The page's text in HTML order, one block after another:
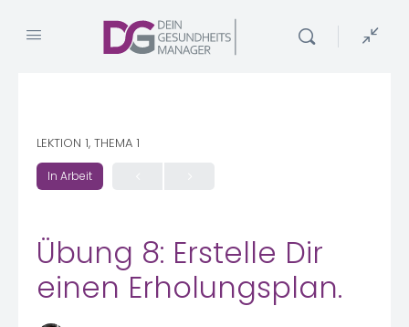
LEKTION 1, THEMA 1
In Arbeit
Übung 8: Erstelle Dir
einen Erholungsplan.